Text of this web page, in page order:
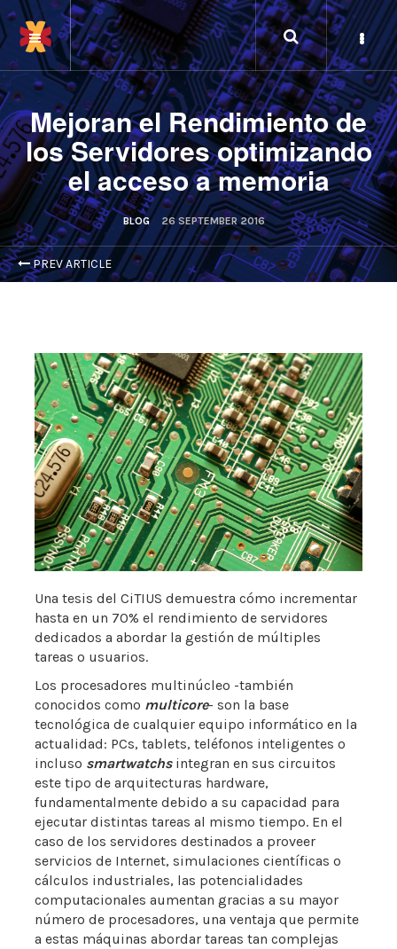
Mejoran el Rendimiento de
los Servidores optimizando
el acceso a memoria
BLOG 26 SEPTEMBER 2016
PREV ARTICLE
Una tesis del CiTIUS demuestra cómo incrementar
hasta en un 70% el rendimiento de servidores
dedicados a abordar la gestión de múltiples
tareas o usuarios.
Los procesadores multinúcleo -también
conocidos como multicore- son la base
tecnológica de cualquier equipo informático en la
actualidad: PCs, tablets, teléfonos inteligentes o
incluso smartwatchsintegran en sus circuitos
este tipo de arquitecturas hardware,
fundamentalmente debido a su capacidad para
ejecutar distintas tareas al mismo tiempo. En el
caso de los servidores destinados a proveer
servicios de Internet, simulaciones científicas o
cálculos industriales, las potencialidades
computacionales aumentan gracias a su mayor
número de procesadores, una ventaja que permite
a estas máquinas abordar tareas tan complejas